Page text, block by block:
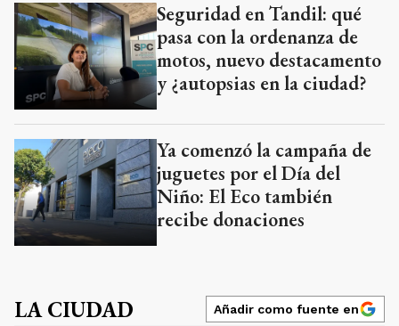
Seguridad en Tandil: qué
pasa con la ordenanza de
motos, nuevo destacamento
y ¿autopsias en la ciudad?
Ya comenzó la campaña de
juguetes por el Día del
Niño: El Eco también
recibe donaciones
LA CIUDAD Añadir como fuente en